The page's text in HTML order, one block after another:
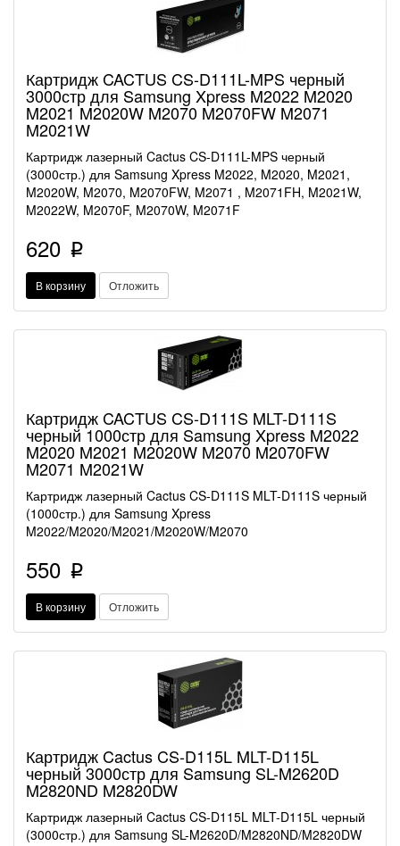
Картридж CACTUS CS-D111L-MPS черный
3000стр для Samsung Xpress M2022 M2020
M2021 M2020W M2070 M2070FW M2071
M2021W
Картридж лазерный Cactus CS-D111L-MPS черный
(3000стр.) для Samsung Xpress M2022, M2020, M2021,
M2020W, M2070, M2070FW, M2071 , M2071FH, M2021W,
M2022W, M2070F, M2070W, M2071F
620 p
В корзину Отложить
Картридж CACTUS CS-D111S MLT-D111S
черный 1000стр для Samsung Xpress M2022
M2020 M2021 M2020W M2070 M2070FW
M2071 M2021W
Картридж лазерный Cactus CS-D111S MLT-D111S черный
(1000стр.) для Samsung Xpress
M2022/M2020/M2021/M2020W/M2070
550 p
В корзину Отложить
Картридж Cactus CS-D115L MLT-D115L
черный 3000стр для Samsung SL-M2620D
M2820ND M2820DW
Картридж лазерный Cactus CS-D115L MLT-D115L черный
(3000стр.) для Samsung SL-M2620D/M2820ND/M2820DW